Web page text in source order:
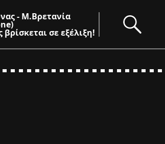
- Μ.Βρετανία
σε εξέλιξη!